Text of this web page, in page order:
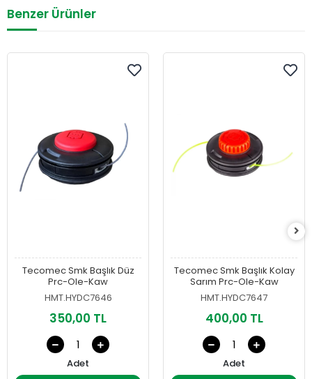
Benzer Ürünler
Tecomec Smk Başlık Düz
Prc-Ole-Kaw
HMT.HYDC7646
350,00 TL
Adet
Tecomec Smk Başlık Kolay
Sarım Prc-Ole-Kaw
HMT.HYDC7647
400,00 TL
Adet